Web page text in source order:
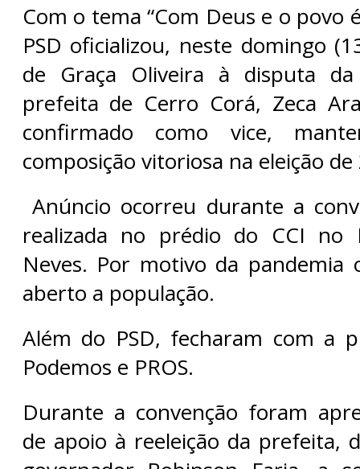
Com o tema “Com Deus e o povo
PSD oficializou, neste domingo
de Graça Oliveira à disputa da
prefeita de Cerro Corá, Zeca
confirmado como vice,
composição vitoriosa na eleição de
Anúncio ocorreu durante a
realizada no prédio do CCI no
Neves. Por motivo da
aberto a população.
Além do PSD, fecharam com a
Podemos e PROS.
Durante a convenção foram
de apoio à reeleição da prefeita,